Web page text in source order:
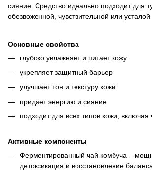
сияние. Средство идеально подходит для
обезвоженной, чувствительной или усталой
Основные свойства
глубоко увлажняет и питает кожу
укрепляет защитный барьер
улучшает тон и текстуру кожи
придает энергию и сияние
подходит для всех типов кожи, включая
Активные компоненты
Ферментированный чай комбуча –
детоксикация и восстановление баланса.